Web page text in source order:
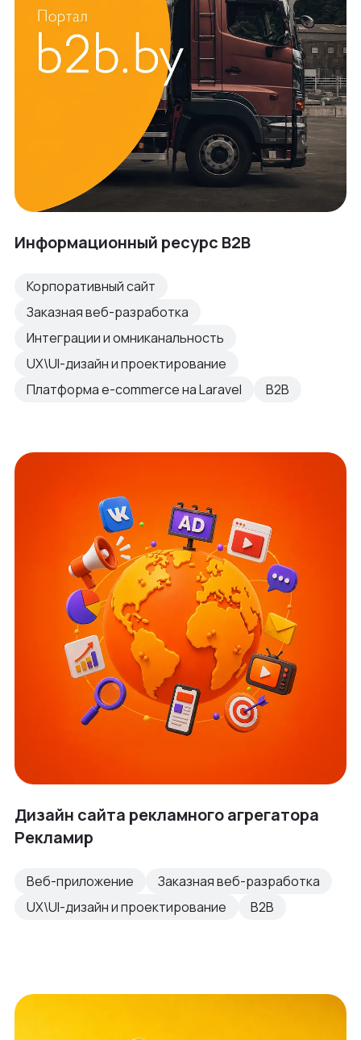
Информационный ресурс B2B
Корпоративный сайт
Заказная веб-разработка
Интеграции и омниканальность
UX\UI-дизайн и проектирование
Платформа e-commerce на Laravel
B2B
Дизайн сайта рекламного агрегатора
Рекламир
Веб-приложение
Заказная веб-разработка
UX\UI-дизайн и проектирование
B2B